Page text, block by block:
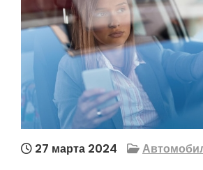
27 марта 2024